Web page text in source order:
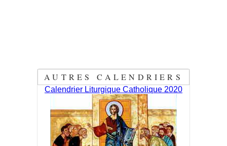
AUTRES CALENDRIERS
Calendrier Liturgique Catholique 2020